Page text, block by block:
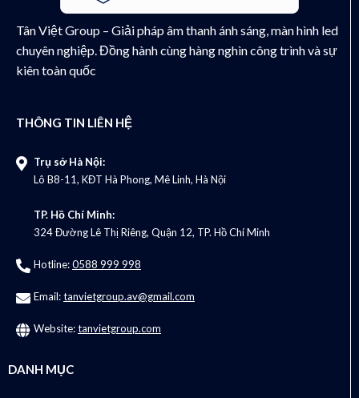
Tân Việt Group – Giải pháp âm thanh ánh sáng, màn hình led
chuyên nghiệp. Đồng hành cùng hàng nghìn công trình và sự
kiên toàn quốc
THÔNG TIN LIÊN HỆ
Trụ sở Hà Nội:
Lô B8-11, KĐT Hà Phong, Mê Linh, Hà Nội
TP. Hồ Chí Minh:
324 Đường Lê Thị Riêng, Quận 12, TP. Hồ Chí Minh
Hotline:0588 999 998
Email:tanvietgroup.av@gmail.com
Website:tanvietgroup.com
DANH MỤC